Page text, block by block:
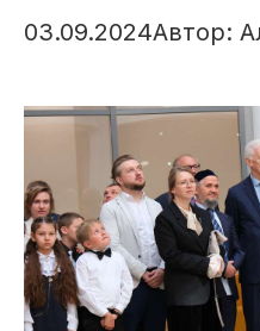
03.09.2024Автор: